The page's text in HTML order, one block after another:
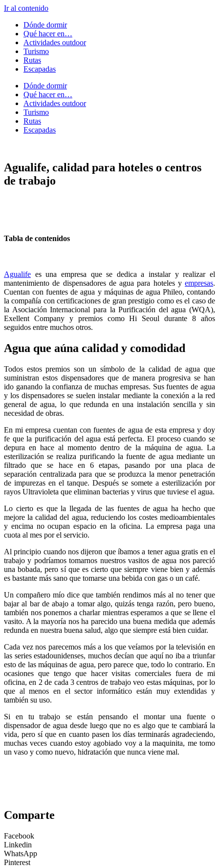
Ir al contenido
Dónde dormir
Qué hacer en…
Actividades outdoor
Turismo
Rutas
Escapadas
Dónde dormir
Qué hacer en…
Actividades outdoor
Turismo
Rutas
Escapadas
Agualife, calidad para hoteles o centros
de trabajo
Tabla de contenidos
Agualife es una empresa que se dedica a instalar y realizar el
mantenimiento de dispensadores de agua para hoteles y empresas.
Cuentan con fuentes de agua y máquinas de agua Phileo, contando
la compañía con certificaciones de gran prestigio como es el caso de
la Asociación Internacional para la Purificación del agua (WQA),
Exellent Company y premios como Hi Seoul durante 8 años
seguidos entre muchos otros.
Agua que aúna calidad y comodidad
Todos estos premios son un símbolo de la calidad de agua que
suministran estos dispensadores que de manera progresiva se han
ido ganando la confianza de muchas empresas. Sus fuentes de agua
y los dispensadores se suelen instalar mediante la conexión a la red
general de agua, lo que redunda en una instalación sencilla y sin
necesidad de obras.
En mi empresa cuentan con fuentes de agua de esta empresa y doy
fe que la purificación del agua está perfecta. El proceso cuando se
depura en hace al momento dentro de la máquina de agua. La
esterilización se realiza purificando la fuente de agua mediante un
filtrado que se hace en 6 etapas, pasando por una placa de
separación centralizada para que se produzca la menor penetración
de impurezas en el tanque. Después se somete a esterilización por
rayos Ultravioleta que eliminan bacterias y virus que tuviese el agua.
Lo cierto es que la llegada de las fuentes de agua ha hecho que
mejore la calidad del agua, reduciendo los costes medioambientales
y encima no ocupan espacio en la oficina. La empresa paga una
cuota al mes por el servicio.
Al principio cuando nos dijeron que íbamos a tener agua gratis en el
trabajo y podríamos tomarnos nuestros vasitos de agua nos pareció
una bobada, pero sí que es cierto que siempre viene bien y además
es bastante más sano que tomarse una bebida con gas o un café.
Un compañero mío dice que también rendimos más al no tener que
bajar al bar de abajo a tomar algo, quizás tenga razón, pero bueno,
también nos ponemos a charlar mientras esperamos a que se llene el
vasito. A la mayoría nos ha parecido una buena medida que además
redunda en nuestra buena salud, algo que siempre está bien cuidar.
Cada vez nos parecemos más a los que veíamos por la televisión en
las series estadounidenses, muchos decían que aquí no iba a triunfar
esto de las máquinas de agua, pero parece que, todo lo contrario. En
ocasiones que tengo que hacer visitas comerciales fuera de mi
oficina, en 2 de cada 3 centros de trabajo veo estas máquinas, por lo
que al menos en el sector informático están muy extendidas y
también su uso.
Si en tu trabajo se están pensando el montar una fuente o
dispensador de agua desde luego que no es algo que te cambiará la
vida, pero sí que en cuanto pasen los días terminarás agradeciendo,
muchas veces cuando estoy agobiado voy a la maquinita, me tomo
un vaso y como nuevo, hidratación que nunca viene mal.
Comparte
Facebook
Linkedin
WhatsApp
Pinterest